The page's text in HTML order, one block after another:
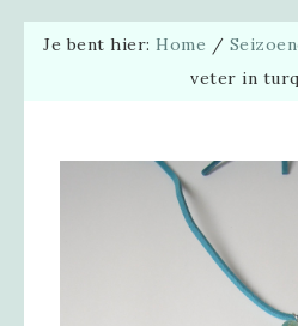
Je bent hier: Home /
veter in